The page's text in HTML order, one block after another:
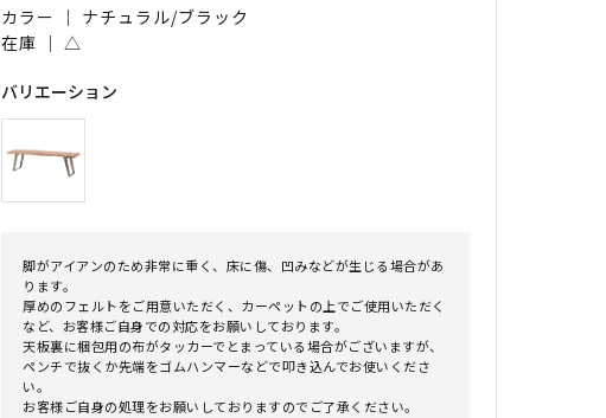
カラー ｜ ナチュラル/ブラック
在庫 ｜△
バリエーション
脚がアイアンのため非常に重く、床に傷、凹みなどが生じる場合があ
ります。
厚めのフェルトをご用意いただく、カーペットの上でご使用いただく
など、お客様ご自身での対応をお願いしております。
天板裏に梱包用の布がタッカーでとまっている場合がございますが、
ペンチで抜くか先端をゴムハンマーなどで叩き込んでお使いくださ
い。
お客様ご自身の処理をお願いしておりますのでご了承ください。